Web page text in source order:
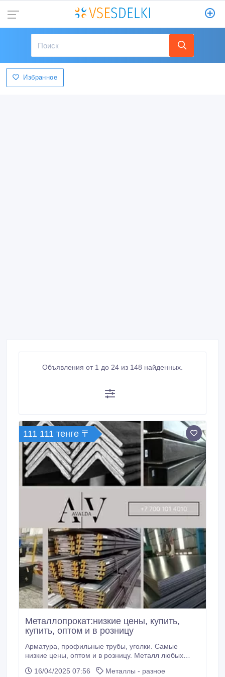
Избранное
Объявления от 1 до 24 из 148 найденных.
111 111 тенге 〒
Металлопрокат:низкие цены, купить,
купить, оптом и в розницу
Арматура, профильные трубы, уголки. Самые
низкие цены, оптом и в розницу. Металл любых
металлопрокат, широкий ассортимент, имеются все
16/04/2025 07:56
Металлы - разное